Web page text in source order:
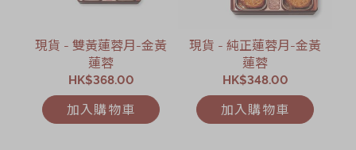
現貨 - 雙黃蓮蓉月-金黃
蓮蓉
HK$368.00
加入購物車
現貨 - 純正蓮蓉月-金黃
蓮蓉
HK$348.00
加入購物車